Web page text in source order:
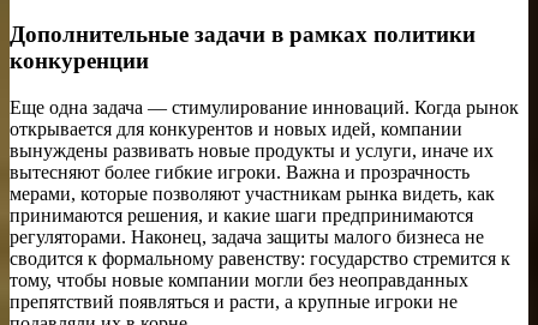
Дополнительные задачи в рамках политики
конкуренции
Еще одна задача — стимулирование инноваций. Когда рынок
открывается для конкурентов и новых идей, компании
вынуждены развивать новые продукты и услуги, иначе их
вытесняют более гибкие игроки. Важна и прозрачность
мерами, которые позволяют участникам рынка видеть, как
принимаются решения, и какие шаги предпринимаются
регуляторами. Наконец, задача защиты малого бизнеса не
сводится к формальному равенству: государство стремится к
тому, чтобы новые компании могли без неоправданных
препятствий появляться и расти, а крупные игроки не